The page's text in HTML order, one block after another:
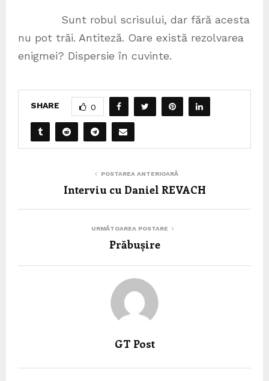
Sunt robul scrisului, dar fără acesta
nu pot trăi. Antiteză. Oare există rezolvarea
enigmei? Dispersie în cuvinte.
SHARE 0
POSTAREA ANTERIOARĂ
Interviu cu Daniel REVACH
URMĂTOAREA POSTARE
Prăbușire
GT Post